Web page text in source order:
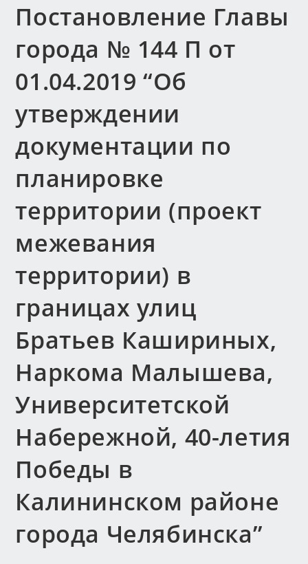
Постановление Главы
города № 144 П от
01.04.2019 “Об
утверждении
документации по
планировке
территории (проект
межевания
территории) в
границах улиц
Братьев Кашириных,
Наркома Малышева,
Университетской
Набережной, 40-летия
Победы в
Калининском районе
города Челябинска”